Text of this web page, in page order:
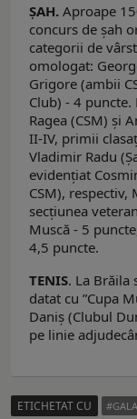
ȘAH. Aproape
concurs de șah
categorii de
omologat:
Grigore (ambii
Club) - 4 puncte.
Ragea (CSM) şi
II-IV, primii
Vladimir Radu
evidențiat
CSM), respectiv,
secțiunea
Muscă - 5
4,5 puncte.
TENIS. La Brăila
datat cu ”Cupa
Daniș (Clubul
pe linie
ETICHETAT CU